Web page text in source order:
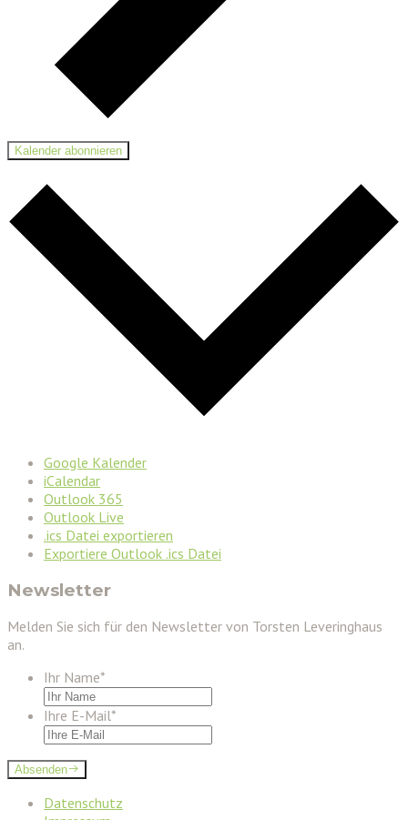
Kalender abonnieren
Google Kalender
iCalendar
Outlook 365
Outlook Live
.ics Datei exportieren
Exportiere Outlook .ics Datei
Newsletter
Melden Sie sich für den Newsletter von Torsten Leveringhaus
an.
Ihr Name*
Ihre E-Mail*
Absenden
Datenschutz